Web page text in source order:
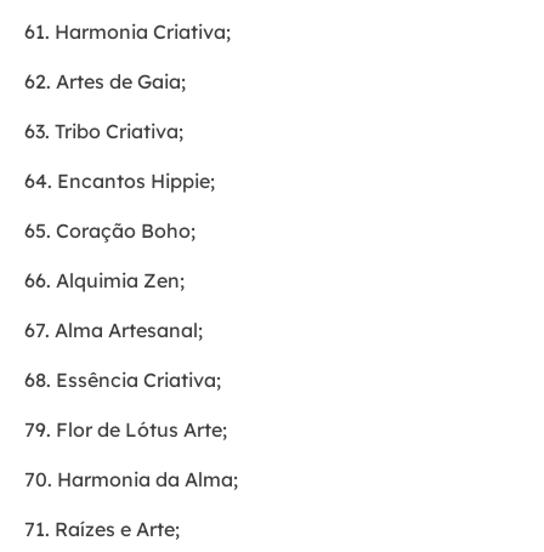
61. Harmonia Criativa;
62. Artes de Gaia;
63. Tribo Criativa;
64. Encantos Hippie;
65. Coração Boho;
66. Alquimia Zen;
67. Alma Artesanal;
68. Essência Criativa;
79. Flor de Lótus Arte;
70. Harmonia da Alma;
71. Raízes e Arte;